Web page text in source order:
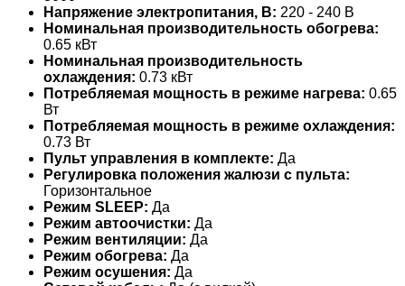
Напряжение электропитания, В: 220 - 240 В
Номинальная производительность обогрева:
0.65 кВт
Номинальная производительность
охлаждения: 0.73 кВт
Потребляемая мощность в режиме нагрева: 0.65
Вт
Потребляемая мощность в режиме охлаждения:
0.73 Вт
Пульт управления в комплекте: Да
Регулировка положения жалюзи с пульта:
Горизонтальное
Режим SLEEP: Да
Режим автоочистки: Да
Режим вентиляции: Да
Режим обогрева: Да
Режим осушения: Да